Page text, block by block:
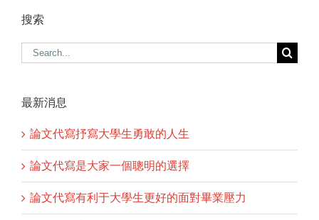
搜索
Search
for:
最新消息
論文代寫抒寫大學生勇敢的人生
論文代寫是大家一個聰明的選擇
論文代寫有利于大學生更好的面對畢業壓力